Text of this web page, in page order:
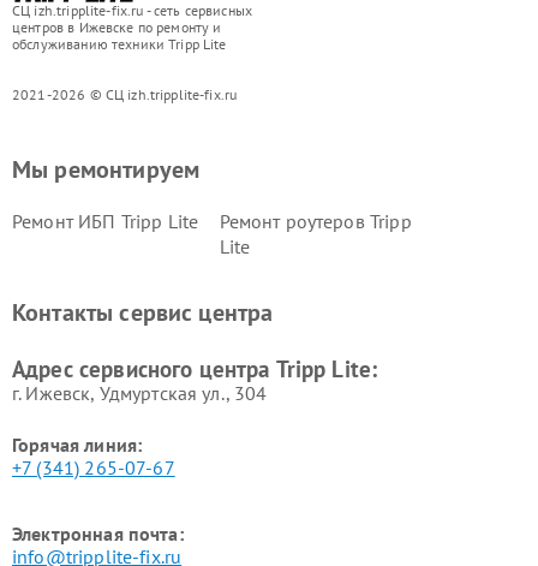
СЦ izh.tripplite-fix.ru - сеть сервисных
центров в Ижевске по ремонту и
обслуживанию техники Tripp Lite
2021-2026 © СЦ izh.tripplite-fix.ru
Мы ремонтируем
Ремонт ИБП Tripp Lite
Ремонт роутеров Tripp
Lite
Контакты сервис центра
Адрес сервисного центра Tripp Lite:
г. Ижевск, Удмуртская ул., 304
Горячая линия:
+7 (341) 265-07-67
Электронная почта:
info@tripplite-fix.ru